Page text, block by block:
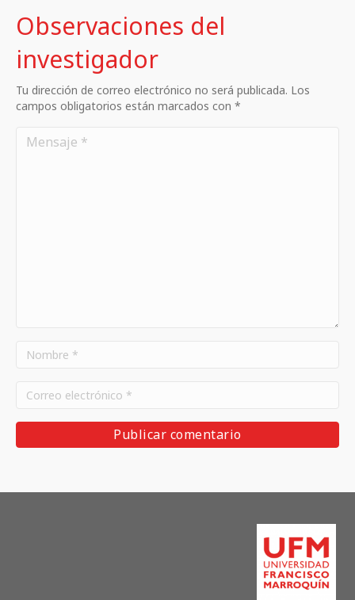
Observaciones del
investigador
Tu dirección de correo electrónico no será publicada. Los
campos obligatorios están marcados con *